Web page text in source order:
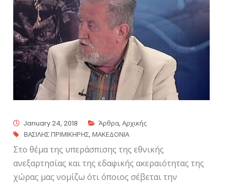
January 24, 2018 Άρθρα,Αρχικής
ΒΑΣΙΛΗΣ ΠΡΙΜΙΚΗΡΗΣ,ΜΑΚΕΔΟΝΙΑ
Στο θέμα της υπεράσπισης της εθνικής
ανεξαρτησίας και της εδαφικής ακεραιότητας της
χώρας μας νομίζω ότι όποιος σέβεται την